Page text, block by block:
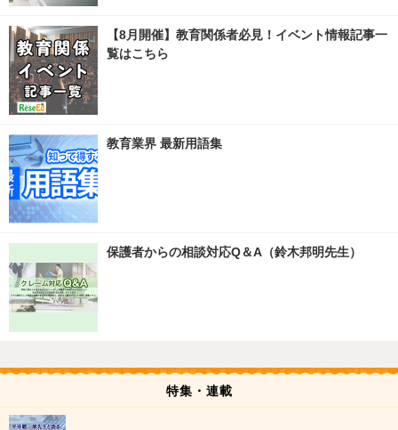
【8月開催】教育関係者必見！イベント情報記事一
覧はこちら
教育業界 最新用語集
保護者からの相談対応Q＆A（鈴木邦明先生）
特集・連載